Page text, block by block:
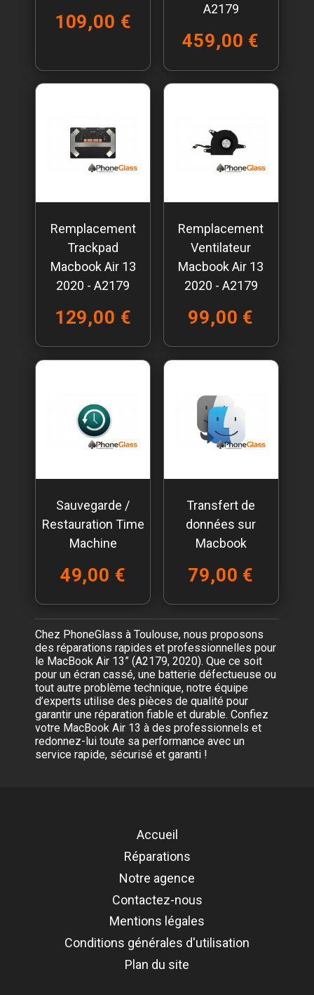
109,00 €
A2179
459,00 €
Remplacement
Trackpad
Macbook Air 13
2020 - A2179
129,00 €
Remplacement
Ventilateur
Macbook Air 13
2020 - A2179
99,00 €
Sauvegarde /
Restauration Time
Machine
49,00 €
Transfert de
données sur
Macbook
79,00 €
Chez PhoneGlass à Toulouse, nous proposons
des réparations rapides et professionnelles pour
le MacBook Air 13” (A2179, 2020). Que ce soit
pour un écran cassé, une batterie défectueuse ou
tout autre problème technique, notre équipe
d’experts utilise des pièces de qualité pour
garantir une réparation fiable et durable. Confiez
votre MacBook Air 13 à des professionnels et
redonnez-lui toute sa performance avec un
service rapide, sécurisé et garanti !
Accueil
Réparations
Notre agence
Contactez-nous
Mentions légales
Conditions générales d'utilisation
Plan du site